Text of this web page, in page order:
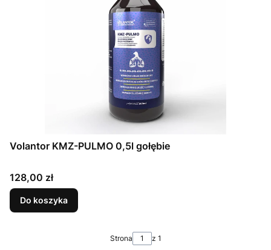
Volantor KMZ-PULMO 0,5l gołębie
Cena
128,00 zł
Do koszyka
Strona z 1